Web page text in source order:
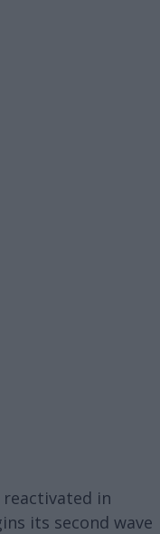
reactivated in
its second wave